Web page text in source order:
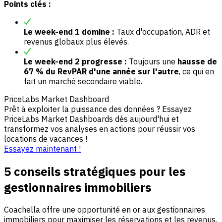
Points clés :
Le week-end 1 domine : Taux d'occupation, ADR et
revenus globaux plus élevés.
Le week-end 2 progresse : Toujours une hausse de
67 % du RevPAR d'une année sur l'autre, ce qui en
fait un marché secondaire viable.
PriceLabs Market Dashboard
Prêt à exploiter la puissance des données ? Essayez
PriceLabs Market Dashboards dès aujourd'hui et
transformez vos analyses en actions pour réussir vos
locations de vacances !
Essayez maintenant !
5 conseils stratégiques pour les
gestionnaires immobiliers
Coachella offre une opportunité en or aux gestionnaires
immobiliers pour maximiser les réservations et les revenus.